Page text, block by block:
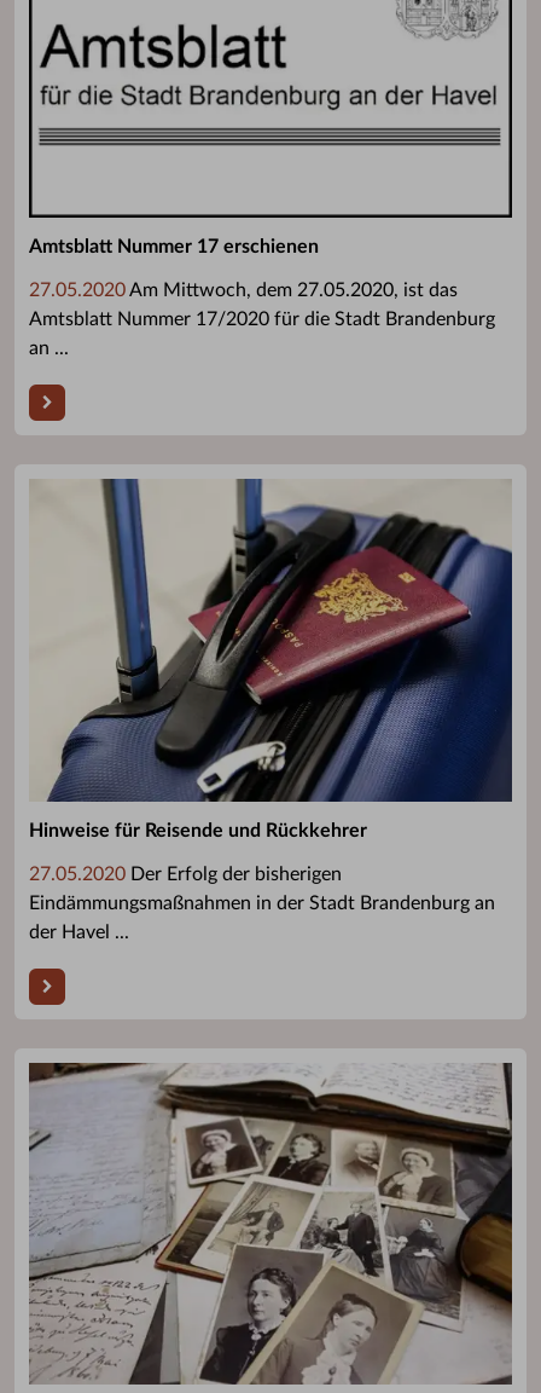
Amtsblatt Nummer 17 erschienen
27.05.2020Am Mittwoch, dem 27.05.2020, ist das
Amtsblatt Nummer 17/2020 für die Stadt Brandenburg
an ...
Hinweise für Reisende und Rückkehrer
27.05.2020 Der Erfolg der bisherigen
Eindämmungsmaßnahmen in der Stadt Brandenburg an
der Havel ...